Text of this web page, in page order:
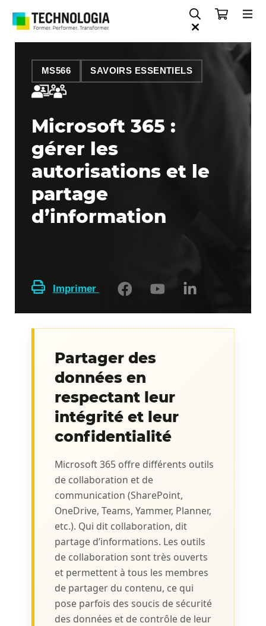
MS566 SAVOIRS ESSENTIELS
Microsoft 365 :
gérer les
autorisations et le
partage
d’information
Imprimer
Partager des
données en
respectant leur
intégrité et leur
confidentialité
Microsoft 365 offre différents outils
de collaboration et de
communication (SharePoint,
OneDrive, Teams, Yammer, Planner,
etc.). Qui dit collaboration, dit
partage d’informations. Les outils
de collaboration sont très ouverts
et permettent à tous les membres
de partager du contenu, ce qui
pose parfois des soucis de sécurité
des données et de contrôle de leur